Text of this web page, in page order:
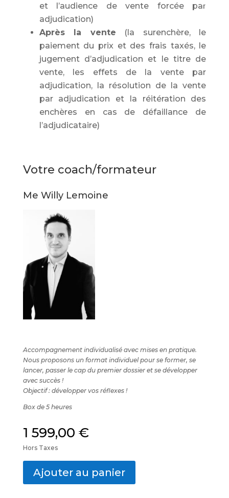
et l’audience de vente forcée par
adjudication)
Après la vente (la surenchère, le
paiement du prix et des frais taxés, le
jugement d’adjudication et le titre de
vente, les effets de la vente par
adjudication, la résolution de la vente
par adjudication et la réitération des
enchères en cas de défaillance de
l’adjudicataire)
Votre coach/formateur
Me Willy Lemoine
Accompagnement individualisé avec mises en pratique.
Nous proposons un format individuel pour se former, se
lancer, passer le cap du premier dossier et se développer
avec succès !
Objectif : développer vos réflexes !
Box de 5 heures
1 599,00 €
Hors Taxes
Ajouter au panier